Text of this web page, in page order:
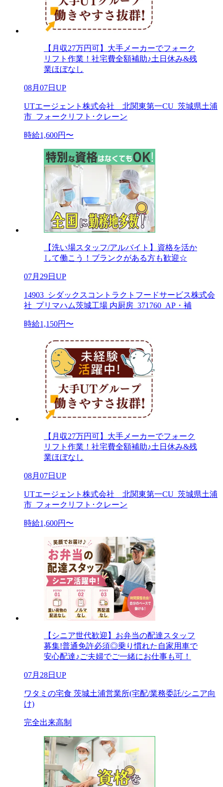
【月収27万円可】大手メーカーでフォーク
リフト作業！社宅費全額補助♪土日休み&残
業ほぼなし
08月07日UP
UTエージェント株式会社 北関東第一CU_茨城県土浦
市_フォークリフト･クレーン
時給1,600円〜
【洗い場スタッフ/アルバイト】資格を活か
して働こう！ブランクがある方も歓迎☆
07月29日UP
14903_シダックスコントラクトフードサービス株式会
社_プリマハム茨城工場 内厨房_371760_AP・補
時給1,150円〜
【月収27万円可】大手メーカーでフォーク
リフト作業！社宅費全額補助♪土日休み&残
業ほぼなし
08月07日UP
UTエージェント株式会社 北関東第一CU_茨城県土浦
市_フォークリフト･クレーン
時給1,600円〜
【シニア世代歓迎】お弁当の配達スタッフ
募集!普通免許必須◎乗り慣れた自家用車で
安心配達♪ご夫婦でご一緒にお仕事も可！
07月28日UP
ワタミの宅食 茨城土浦営業所(宅配/業務委託/シニア向
け)
完全出来高制